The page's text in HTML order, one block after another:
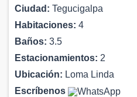
Ciudad: Tegucigalpa
Habitaciones: 4
Baños: 3.5
Estacionamientos: 2
Ubicación: Loma Linda
Escríbenos